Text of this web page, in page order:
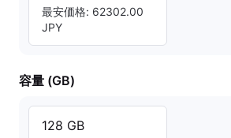
最安価格: 62302.00
JPY
容量 (GB)
128 GB